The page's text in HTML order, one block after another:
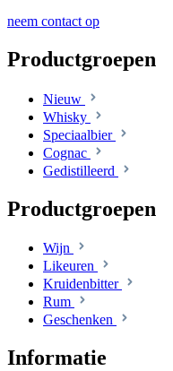
neem contact op
Productgroepen
Nieuw
Whisky
Speciaalbier
Cognac
Gedistilleerd
Productgroepen
Wijn
Likeuren
Kruidenbitter
Rum
Geschenken
Informatie